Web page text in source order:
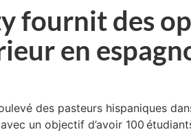
fournit des
en
des pasteurs hispaniques
un objectif d’avoir 100